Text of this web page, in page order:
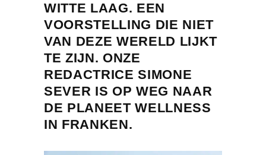
WITTE LAAG. EEN
VOORSTELLING DIE NIET
VAN DEZE WERELD LIJKT
TE ZIJN. ONZE
REDACTRICE SIMONE
SEVER IS OP WEG NAAR
DE PLANEET WELLNESS
IN FRANKEN.